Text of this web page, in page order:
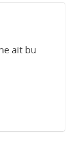
ait bu